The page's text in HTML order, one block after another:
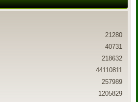
21280
40731
218632
44110811
257989
1205829